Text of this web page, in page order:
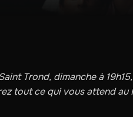
Trond, dimanche à
tout ce qui vous attend au